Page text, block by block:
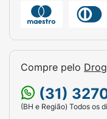
Compre pelo
(31)
(BH e Região) Todos os